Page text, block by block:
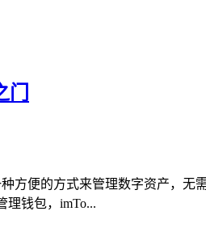
方便的方式来管理数字资产，
理钱包，imTo...